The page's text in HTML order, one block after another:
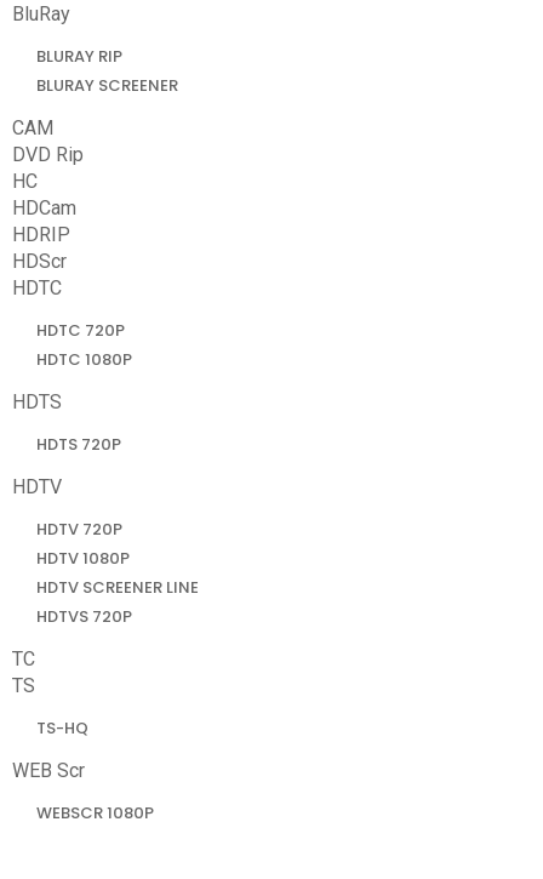
BluRay
BLURAY RIP
BLURAY SCREENER
CAM
DVD Rip
HC
HDCam
HDRIP
HDScr
HDTC
HDTC 720P
HDTC 1080P
HDTS
HDTS 720P
HDTV
HDTV 720P
HDTV 1080P
HDTV SCREENER LINE
HDTVS 720P
TC
TS
TS-HQ
WEB Scr
WEBSCR 1080P